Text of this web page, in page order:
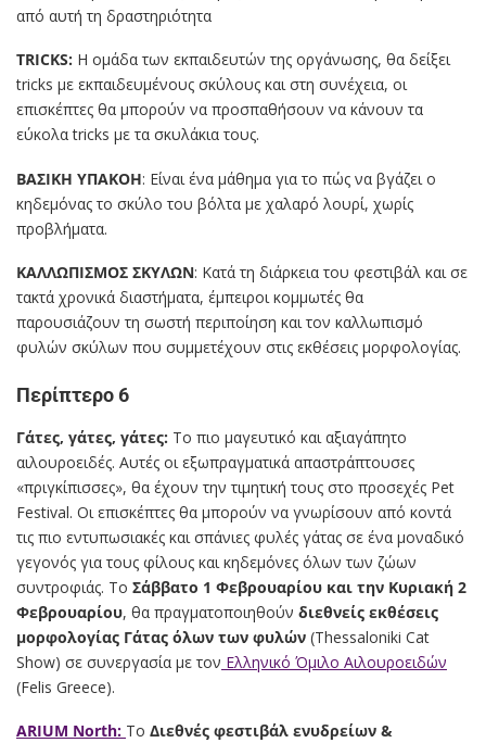
από αυτή τη δραστηριότητα
TRICKS: Η ομάδα των εκπαιδευτών της οργάνωσης, θα δείξει
tricks με εκπαιδευμένους σκύλους και στη συνέχεια, οι
επισκέπτες θα μπορούν να προσπαθήσουν να κάνουν τα
εύκολα tricks με τα σκυλάκια τους.
ΒΑΣΙΚΗ ΥΠΑΚΟΗ: Είναι ένα μάθημα για το πώς να βγάζει ο
κηδεμόνας το σκύλο του βόλτα με χαλαρό λουρί, χωρίς
προβλήματα.
ΚΑΛΛΩΠΙΣΜΟΣ ΣΚΥΛΩΝ: Κατά τη διάρκεια του φεστιβάλ και σε
τακτά χρονικά διαστήματα, έμπειροι κομμωτές θα
παρουσιάζουν τη σωστή περιποίηση και τον καλλωπισμό
φυλών σκύλων που συμμετέχουν στις εκθέσεις μορφολογίας.
Περίπτερο 6
Γάτες, γάτες, γάτες: Το πιο μαγευτικό και αξιαγάπητο
αιλουροειδές. Αυτές οι εξωπραγματικά απαστράπτουσες
«πριγκίπισσες», θα έχουν την τιμητική τους στο προσεχές Pet
Festival. Οι επισκέπτες θα μπορούν να γνωρίσουν από κοντά
τις πιο εντυπωσιακές και σπάνιες φυλές γάτας σε ένα μοναδικό
γεγονός για τους φίλους και κηδεμόνες όλων των ζώων
συντροφιάς. Το Σάββατο 1 Φεβρουαρίου και την Κυριακή 2
Φεβρουαρίου, θα πραγματοποιηθούν διεθνείς εκθέσεις
μορφολογίας Γάτας όλων των φυλών (Thessaloniki Cat
Show) σε συνεργασία με τον Ελληνικό Όμιλο Αιλουροειδών
(Felis Greece).
ΑRIUM North: To Διεθνές φεστιβάλ ενυδρείων &